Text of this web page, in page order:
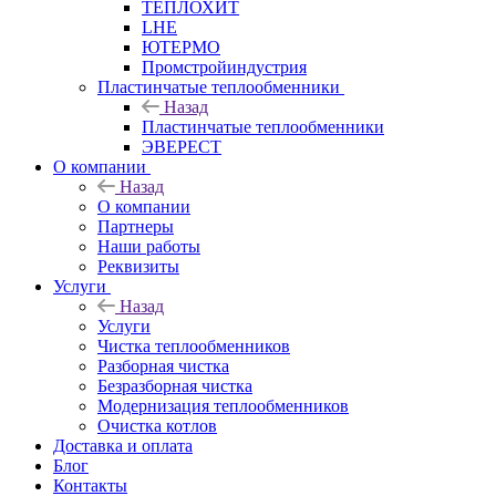
ТЕПЛОХИТ
LHE
ЮТЕРМО
Промстройиндустрия
Пластинчатые теплообменники
Назад
Пластинчатые теплообменники
ЭВЕРЕСТ
О компании
Назад
О компании
Партнеры
Наши работы
Реквизиты
Услуги
Назад
Услуги
Чистка теплообменников
Разборная чистка
Безразборная чистка
Модернизация теплообменников
Очистка котлов
Доставка и оплата
Блог
Контакты